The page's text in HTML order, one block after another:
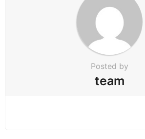
Posted by
team